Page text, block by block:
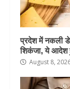
प्रदेश में नकली
शिकंजा, ये आदेश
August 8,